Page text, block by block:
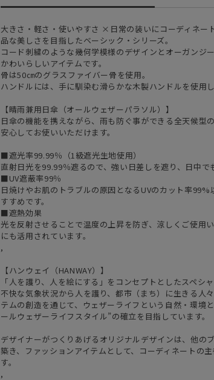
大きさ・軽さ・使いやすさ ×日常の装いにコーディネー
品な美しさを目指したベーシック・シリーズ。
コード刺繍のような幾何学模様のデザインとオーガンジ
かわいらしいアイテムです。
骨は50㎝のグラスファイバー骨を使用。
ハンドルには、手に馴染む滑らかな木製ハンドルを使用
【晴雨兼用日傘（オールウェザーパラソル）】
日傘の機能を携えながら、雨も防ぐ事ができる全天候型
安心してお使いいただけます。
■遮光率99.99％（1級遮光生地使用）
直射日光を99.99％遮るので、強い日差しを遮り、日中で
■UV遮蔽率99％
日焼けやお肌のトラブルの原因となるUVのカット率99%
すすめです。
■遮熱効果
光を反射させることで温度の上昇を防ぎ、涼しくご使用
にも活用されています。
,
【ハンウェイ（HANWAY）】
「人を護り、人を絵にする」をコンセプトとしたスペシャ
不快な気象状況から人を護り、都市（まち）に生きる人
テムの創造を通じて、ウェザーライフという自然・環境
ールウェザーライフスタイル”の確立を目指しています。
デザイナーがつくりあげるオリジナルデザインは、他の
築き、ファッションアイテムとして、コーディネートの
す。
,